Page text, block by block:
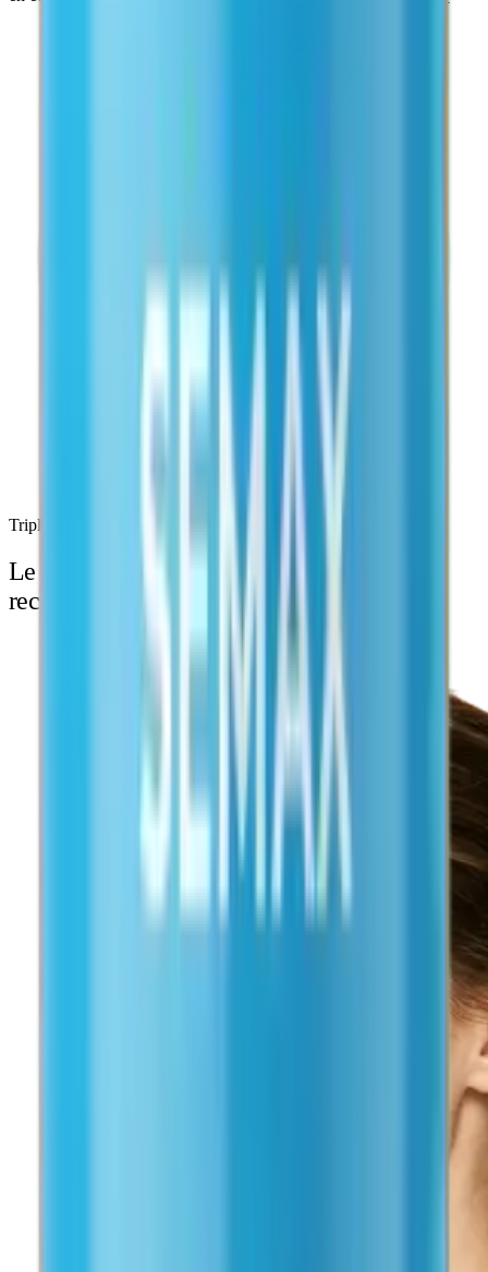
Triple agoniste
Le protocole rétatrutide,
recherche